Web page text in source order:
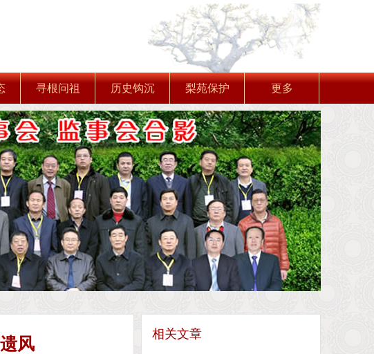
寻根问祖 历史钩沉 梨苑保护 更多
风
相关文章